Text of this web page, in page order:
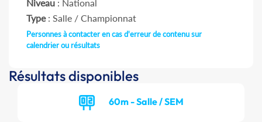
Niveau : National
Type: Salle / Championnat
Personnes à contacter en cas d'erreur de contenu sur
calendrier ou résultats
Résultats disponibles
60m - Salle / SEM